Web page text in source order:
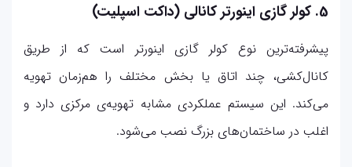
5. کولر گازی اینورتر کانالی (داکت اسپلیت)
پیشرفته‌ترین نوع کولر گازی اینورتر است که از طریق
کانال‌کشی، چند اتاق یا بخش مختلف را هم‌زمان تهویه
می‌کند. این سیستم عملکردی مشابه تهویه‌ی مرکزی دارد و
اغلب در ساختمان‌های بزرگ نصب می‌شود.